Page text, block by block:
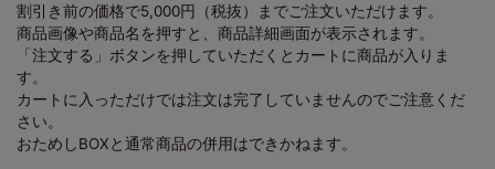
割引き前の価格で5,000円（税抜）までご注文いただけます。
商品画像や商品名を押すと、商品詳細画面が表示されます。
「注文する」ボタンを押していただくとカートに商品が入りま
す。
カートに入っただけでは注文は完了していませんのでご注意くだ
さい。
おためしBOXと通常商品の併用はできかねます。